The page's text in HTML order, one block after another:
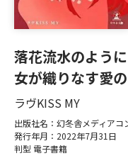
落花流水のよう
女が織りなす愛
ラヴKISS MY
出版社名：幻冬舎メディアコ
発行年月：2022年7月31日
判型 電子書籍